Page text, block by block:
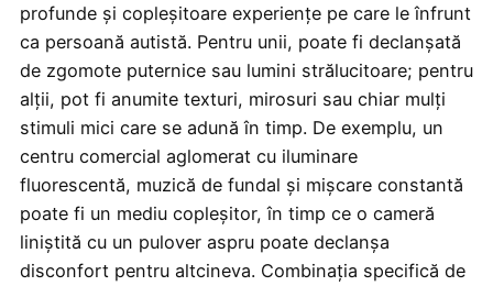
profunde și copleșitoare experiențe pe care le înfrunt
ca persoană autistă. Pentru unii, poate fi declanșată
de zgomote puternice sau lumini strălucitoare; pentru
alții, pot fi anumite texturi, mirosuri sau chiar mulți
stimuli mici care se adună în timp. De exemplu, un
centru comercial aglomerat cu iluminare
fluorescentă, muzică de fundal și mișcare constantă
poate fi un mediu copleșitor, în timp ce o cameră
liniștită cu un pulover aspru poate declanșa
disconfort pentru altcineva. Combinația specifică de